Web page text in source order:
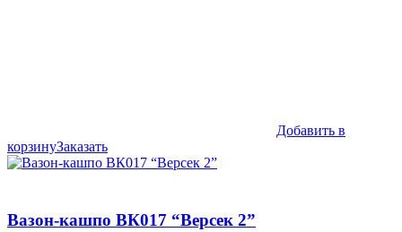
Добавить в
корзинуЗаказать
Вазон-кашпо ВК017 “Версек 2”